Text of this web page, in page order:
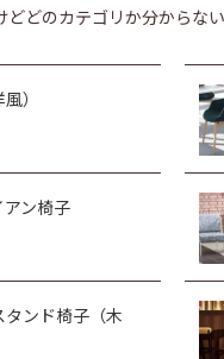
どどのカテゴリか分から
）
ン椅子
ンド椅子（木